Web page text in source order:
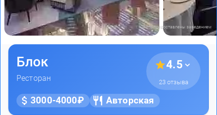
Фото предоставлены заведением
Блок
Ресторан
4.5
23 отзыва
3000-4000₽ Авторская